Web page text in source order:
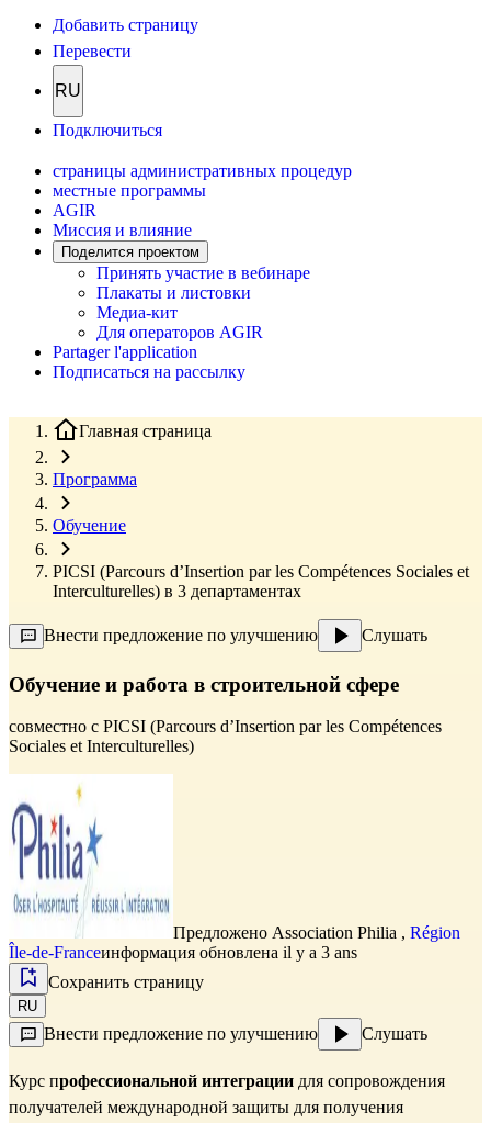
Добавить страницу
Перевести
RU
Подключиться
страницы административных процедур
местные программы
AGIR
Миссия и влияние
Поделится проектом
Принять участие в вебинаре
Плакаты и листовки
Медиа-кит
Для операторов AGIR
Partager l'application
Подписаться на рассылку
Главная страница
Программа
Обучение
PICSI (Parcours d’Insertion par les Compétences Sociales et
Interculturelles) в 3 департаментах
Внести предложение по улучшению Слушать
Обучение и работа в строительной сфере
совместно с PICSI (Parcours d’Insertion par les Compétences
Sociales et Interculturelles)
Предложено Association Philia , Région
Île-de-Franceинформация обновлена il y a 3 ans
Сохранить страницу
RU
Внести предложение по улучшению Слушать
Курс профессиональной интеграции для сопровождения
получателей международной защиты для получения